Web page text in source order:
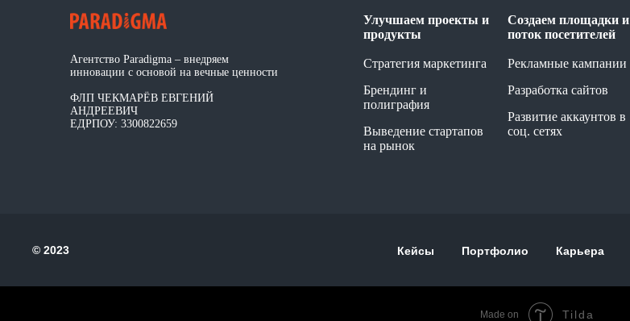
Агентство Paradigma – внедряем
инновации с основой на вечные ценности
ФЛП ЧЕКМАРЁВ ЕВГЕНИЙ
АНДРЕЕВИЧ
ЕДРПОУ: 3300822659
Улучшаем проекты и
продукты
Стратегия маркетинга
Брендинг и
полиграфия
Выведение стартапов
на рынок
Создаем площадки и
поток посетителей
Рекламные кампании
Разработка сайтов
Развитие аккаунтов в
соц. сетях
© 2023 Кейсы Портфолио Карьера
Made on Tilda